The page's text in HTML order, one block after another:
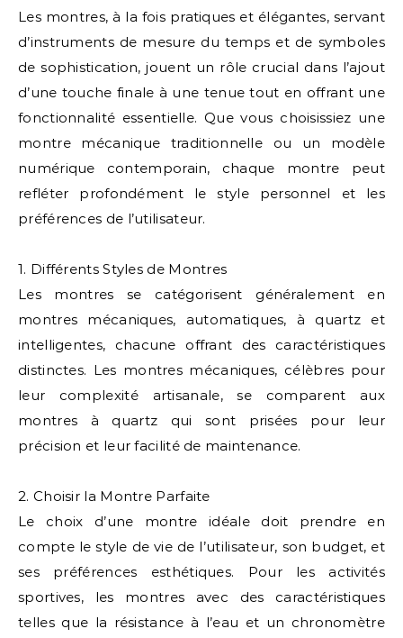
Les montres, à la fois pratiques et élégantes, servant
d’instruments de mesure du temps et de symboles
de sophistication, jouent un rôle crucial dans l’ajout
d’une touche finale à une tenue tout en offrant une
fonctionnalité essentielle. Que vous choisissiez une
montre mécanique traditionnelle ou un modèle
numérique contemporain, chaque montre peut
refléter profondément le style personnel et les
préférences de l’utilisateur.
1. Différents Styles de Montres
Les montres se catégorisent généralement en
montres mécaniques, automatiques, à quartz et
intelligentes, chacune offrant des caractéristiques
distinctes. Les montres mécaniques, célèbres pour
leur complexité artisanale, se comparent aux
montres à quartz qui sont prisées pour leur
précision et leur facilité de maintenance.
2. Choisir la Montre Parfaite
Le choix d’une montre idéale doit prendre en
compte le style de vie de l’utilisateur, son budget, et
ses préférences esthétiques. Pour les activités
sportives, les montres avec des caractéristiques
telles que la résistance à l’eau et un chronomètre